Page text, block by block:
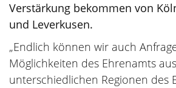
Verstärkung bekommen von
und Leverkusen.
„Endlich können wir auch
Möglichkeiten des Ehrenamts
unterschiedlichen Regionen des